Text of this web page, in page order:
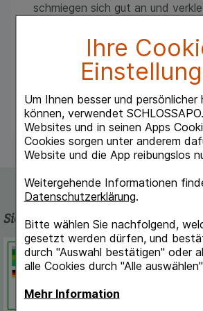
Ihre
Um Ihnen besser und persönlicher
können, verwendet
Websites und in seinen Apps
Cookies sorgen unter anderem
Website und die App reibungslos
Weitergehende Informationen
Datenschutzerklärung.
Bitte wählen Sie nachfolgend,
gesetzt werden dürfen, und
durch "Auswahl bestätigen" oder
alle Cookies durch "Alle
Mehr Information
schmiegen sich gut an und
keine Reizstoffe wie Kolophonium,
Kolophoniumderivat oder Latex.
Speziell bei sensibler Haut ist
sensitive ebenso zu empfehlen
empfindlicher Haut.
Sicherheit und Qualität
Schlossapo.de ist
Deutschen Institut für
Dokumentation und